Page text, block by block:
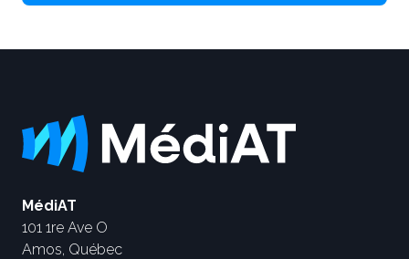
MédiAT
101 1re Ave O
Amos, Québec